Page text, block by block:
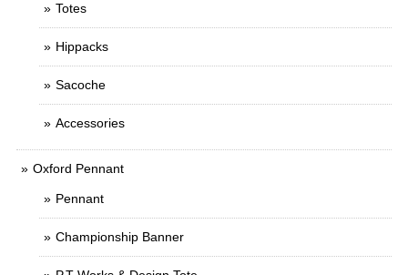
Totes
Hippacks
Sacoche
Accessories
Oxford Pennant
Pennant
Championship Banner